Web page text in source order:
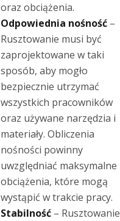
oraz obciążenia.
Odpowiednia nośność –
Rusztowanie musi być
zaprojektowane w taki
sposób, aby mogło
bezpiecznie utrzymać
wszystkich pracowników
oraz używane narzędzia i
materiały. Obliczenia
nośności powinny
uwzględniać maksymalne
obciążenia, które mogą
wystąpić w trakcie pracy.
Stabilność – Rusztowanie